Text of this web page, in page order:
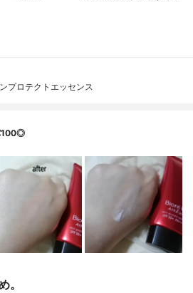
プロテクトエッセンス
100◎
。